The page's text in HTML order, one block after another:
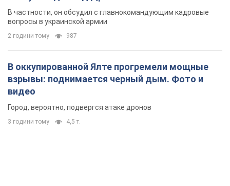
3 години тому 4,5 т.